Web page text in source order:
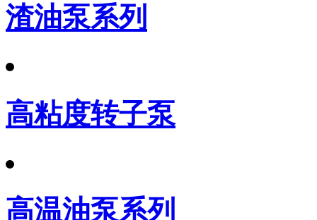
渣油泵系列
高粘度转子泵
高温油泵系列